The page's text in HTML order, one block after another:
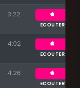
3:22
ECOUTER
4:02
ECOUTER
4:26
ECOUTER